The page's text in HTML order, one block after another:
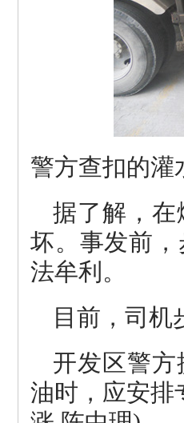
警方查扣的灌
据了解，在
坏。事发前
法牟利。
目前，司机
开发区警
油时，应安排